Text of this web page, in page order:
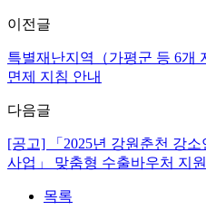
이전글
특별재난지역（가평군 등 6개
면제 지침 안내
다음글
[공고] 「2025년 강원춘천 강
사업」 맞춤형 수출바우처 지
목록